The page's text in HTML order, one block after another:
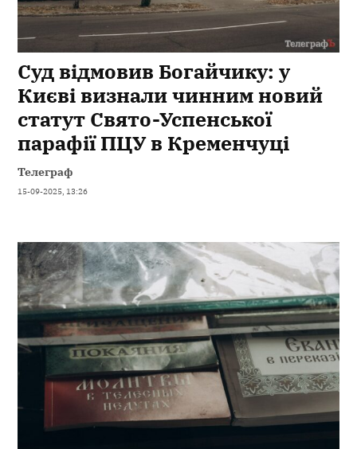
Суд відмовив Богайчику: у
Києві визнали чинним новий
статут Свято-Успенської
парафії ПЦУ в Кременчуці
Телеграф
15-09-2025, 13:26